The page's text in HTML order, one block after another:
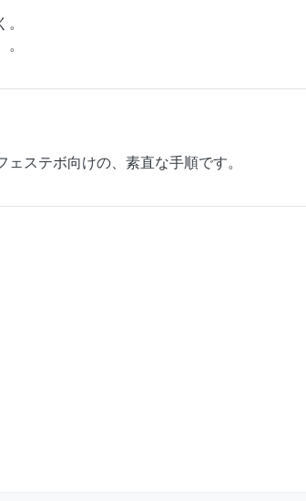
ステボ向けの、素直な手順です。